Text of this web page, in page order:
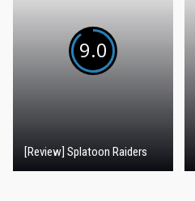
9.0
[Review] Splatoon Raiders